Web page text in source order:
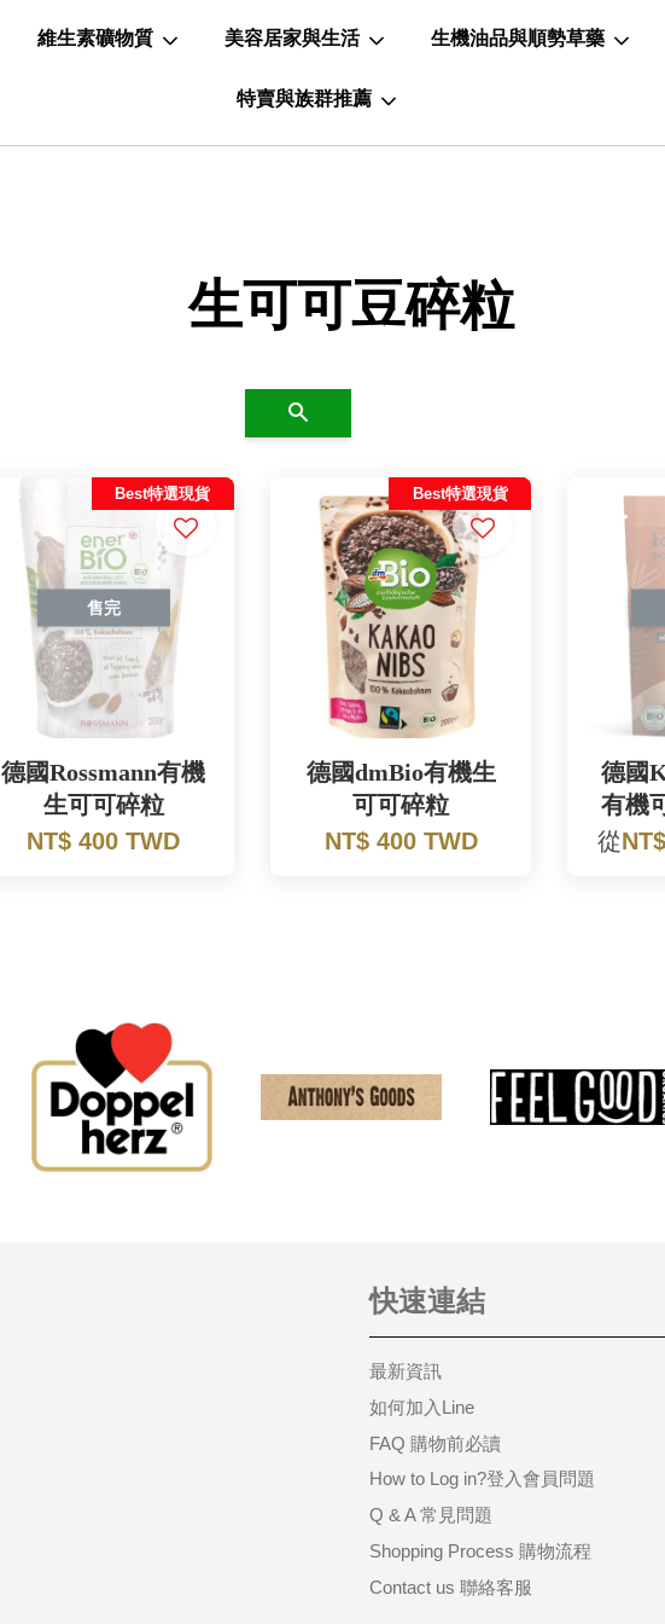
維生素礦物質 美容居家與生活 生機油品與順勢草藥
特賣與族群推薦
生可可豆碎粒
售完
Best特選現貨
德國Rossmann有機
生可可碎粒
NT$ 400 TWD
Best特選現貨
德國dmBio有機生
可可碎粒
NT$ 400 TWD
德國
有機
從
快速連結
最新資訊
如何加入Line
FAQ 購物前必讀
How to Log in?登入會員問題
Q & A 常見問題
Shopping Process 購物流程
Contact us 聯絡客服